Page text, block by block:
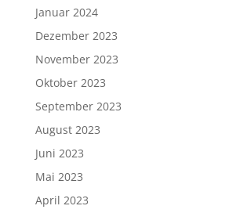
Januar 2024
Dezember 2023
November 2023
Oktober 2023
September 2023
August 2023
Juni 2023
Mai 2023
April 2023